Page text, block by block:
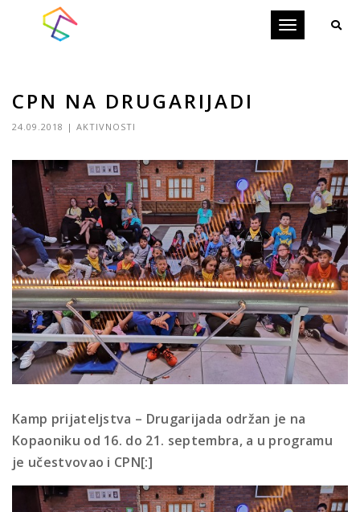
Toggle
CPN NA DRUGARIJADI
24.09.2018 | AKTIVNOSTI
Kamp prijateljstva – Drugarijada održan je na
Kopaoniku od 16. do 21. septembra, a u programu
je učestvovao i CPN[:]